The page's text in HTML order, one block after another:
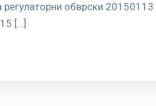
обврски
[…]